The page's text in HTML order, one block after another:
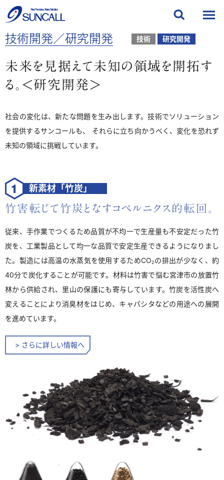
技術開発／研究開発 技術 研究開発
未来を見据えて未知の領域を開拓す
る。＜研究開発＞
社会の変化は、新たな問題を生み出します。技術でソリューション
を提供するサンコールも、
それらに立ち向かうべく、変化を恐れず
未知の領域に挑戦しています。
新素材「竹炭」
竹害転じて竹炭となすコペルニクス的転回。
従来、手作業でつくるため品質が不均一で生産量も不安定だった竹
炭を、工業製品として均一な品質で安定生産できるようになりまし
た。製造には高温の水蒸気を使用するためCO2の排出が少なく、約
40分で炭化することが可能です。材料は竹害で悩む宮津市の放置竹
林から供給され、里山の保護にも寄与しています。竹炭を活性炭へ
変えることにより消臭材をはじめ、キャパシタなどの用途への展開
を進めています。
> さらに詳しい情報へ